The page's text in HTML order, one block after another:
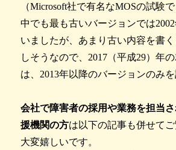
（Microsoft社で有名なMOSの試験
中でも最も古いバージョンでは
いましたが、あまり古い内容を書く
しそうなので、2017（平成29）年
は、2013年以降のバージョンのみを
会社で障害者の採用や業務を担当
援機関の方は以下の記事も併せてご
大変嬉しいです。